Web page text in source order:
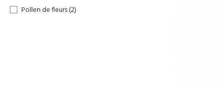
Pollen de fleurs(2)